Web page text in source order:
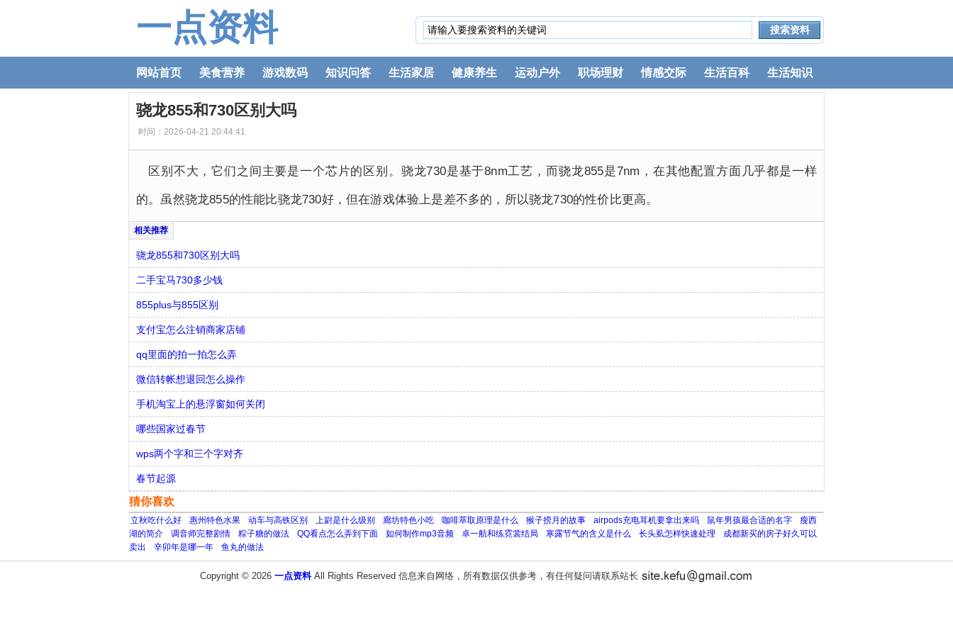
一点资料
网站首页 美食营养 游戏数码 知识问答 生活家居 健康养生 运动户外 职场理财 情感交际 生活百科 生活知识
骁龙855和730区别大吗
时间：2026-04-21 20:44:41
区别不大，它们之间主要是一个芯片的区别。骁龙730是基于8nm工艺，而骁龙855是7nm，在其他配置方面几乎都是一样
的。虽然骁龙855的性能比骁龙730好，但在游戏体验上是差不多的，所以骁龙730的性价比更高。
骁龙855和730区别大吗
二手宝马730多少钱
855plus与855区别
支付宝怎么注销商家店铺
qq里面的拍一拍怎么弄
微信转帐想退回怎么操作
手机淘宝上的悬浮窗如何关闭
哪些国家过春节
wps两个字和三个字对齐
春节起源
猜你喜欢
立秋吃什么好 惠州特色水果 动车与高铁区别 上尉是什么级别 廊坊特色小吃 咖啡萃取原理是什么 猴子捞月的故事 airpods充电耳机要拿出来吗 鼠年男孩最合适的名字
瘦西
湖的简介
调音师完整剧情 粽子糖的做法 QQ看点怎么弄到下面 如何制作mp3音频 卓一航和练霓裳结局 寒露节气的含义是什么 长头虱怎样快速处理
成都新买的房子好久可以
卖出
辛卯年是哪一年 鱼丸的做法
Copyright © 2026 一点资料All Rights Reserved 信息来自网络，所有数据仅供参考，有任何疑问请联系站长